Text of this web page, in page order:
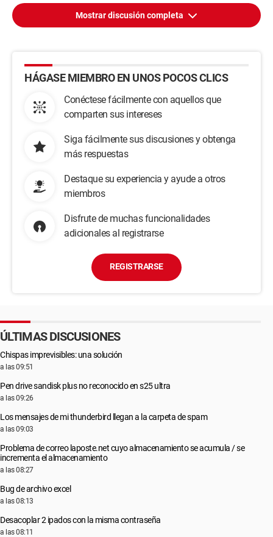
Mostrar discusión completa
HÁGASE MIEMBRO EN UNOS POCOS CLICS
Conéctese fácilmente con aquellos que
comparten sus intereses
Siga fácilmente sus discusiones y obtenga
más respuestas
Destaque su experiencia y ayude a otros
miembros
Disfrute de muchas funcionalidades
adicionales al registrarse
REGISTRARSE
ÚLTIMAS DISCUSIONES
Chispas imprevisibles: una solución
a las 09:51
Pen drive sandisk plus no reconocido en s25 ultra
a las 09:26
Los mensajes de mi thunderbird llegan a la carpeta de spam
a las 09:03
Problema de correo laposte.net cuyo almacenamiento se acumula / se
incrementa el almacenamiento
a las 08:27
Bug de archivo excel
a las 08:13
Desacoplar 2 ipados con la misma contraseña
a las 08:11